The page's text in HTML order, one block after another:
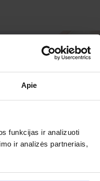
Apie
funkcijas ir analizuoti
ir analizės partneriais,